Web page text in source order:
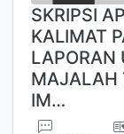
SKRIPSI
KALIMAT
LAPORAN
MAJALAH
IM…